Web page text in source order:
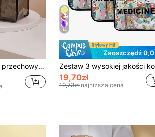
z materiału PVC, podręczna kosmetyczka, kosmetyczka do przechowywania, torba plażowa, niezbędna w podróży
14
Zaoszczędź
19,70zł
19,73zł najniższa cena